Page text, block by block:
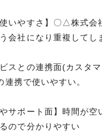
使いやすさ】〇△株式
会社になり重複してし
スとの連携面(カスタマ
携で使いやすい。
やサポート面】時間が空
ので分かりやすい